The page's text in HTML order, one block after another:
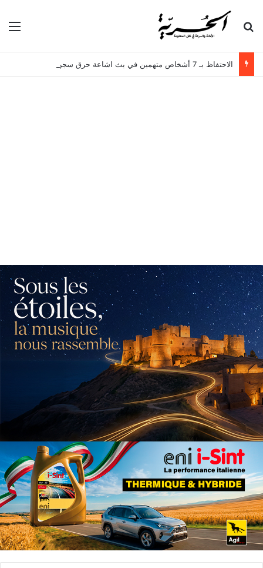
بحث عن
الاحتفاظ بـ 7 أشخاص متهمين في بث اشاعة حرق سجن المسعدين